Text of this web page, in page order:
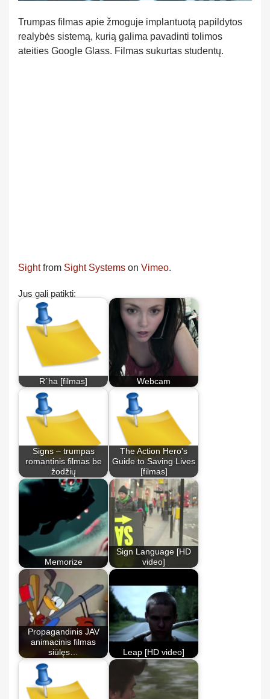
Trumpas filmas apie žmoguje implantuotą papildytos
realybės sistemą, kurią galima pavadinti tolimos
ateities Google Glass. Filmas sukurtas studentų.
Sightfrom Sight Systems on Vimeo.
Jus gali patikti:
R´ha [filmas] Webcam
Signs – trumpas
romantinis filmas be
žodžių
The Action Hero's
Guide to Saving Lives
[filmas]
Memorize
Sign Language [HD
video]
Propagandinis JAV
animacinis filmas
siūlęs…
Leap [HD video]